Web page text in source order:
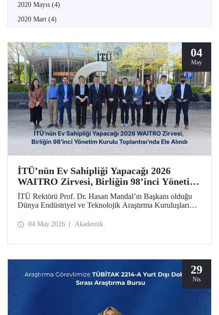
2020 Mayıs (4)
2020 Mart (4)
04
May
İTÜ’nün Ev Sahipliği Yapacağı 2026
WAITRO Zirvesi, Birliğin 98’inci Yönetim
Kurulu Toplantısı’nda Ele Alındı
İTÜ Rektörü Prof. Dr. Hasan Mandal’ın Başkanı olduğu
Dünya Endüstriyel ve Teknolojik Araştırma Kuruluşları
yapıldı. Köln’deki toplantının gündem başlıkları arasında
04 May 2026 Akademik
29
Nis